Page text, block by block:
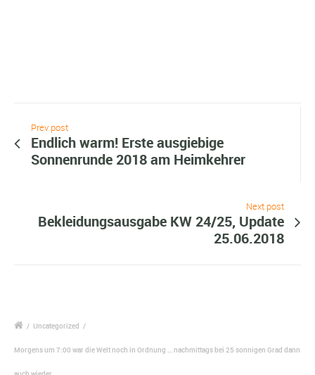
Prev post
Endlich warm! Erste ausgiebige
Sonnenrunde 2018 am Heimkehrer
Next post
Bekleidungsausgabe KW 24/25, Update
25.06.2018
/ Uncategorized /
Morgens um 7:00 war die Welt noch in Ordnung … nachmittags bei 25 sonnigen Grad dann